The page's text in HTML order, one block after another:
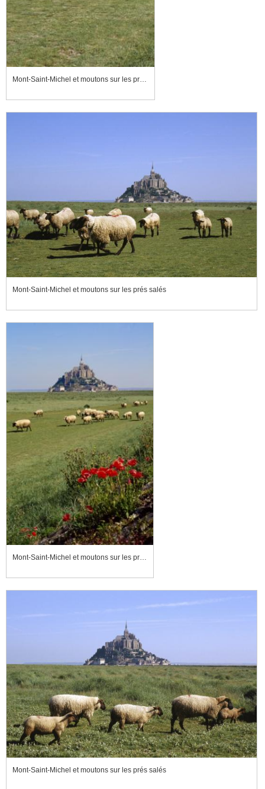
Mont-Saint-Michel et moutons sur les prés salés
Mont-Saint-Michel et moutons sur les prés salés
Mont-Saint-Michel et moutons sur les prés salés
Mont-Saint-Michel et moutons sur les prés salés